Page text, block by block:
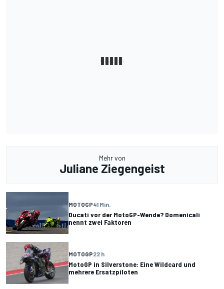
Mehr von
Juliane Ziegengeist
MOTOGP41 Min.
Ducati vor der MotoGP-Wende? Domenicali
nennt zwei Faktoren
MOTOGP22 h
MotoGP in Silverstone: Eine Wildcard und
mehrere Ersatzpiloten